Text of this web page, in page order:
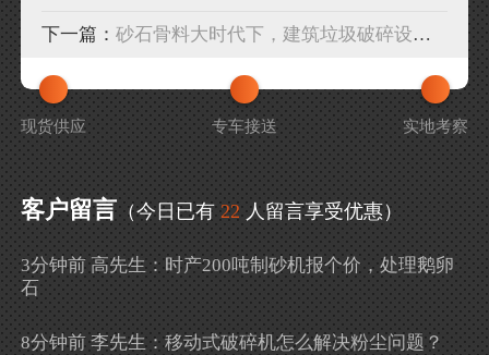
下一篇：砂石骨料大时代下，建筑垃圾破碎设备C位出道
现货供应 专车接送 实地考察
客户留言 （今日已有 22 人留言享受优惠）
3分钟前 高先生：时产200吨制砂机报个价，处理鹅卵
石
8分钟前 李先生：移动式破碎机怎么解决粉尘问题？